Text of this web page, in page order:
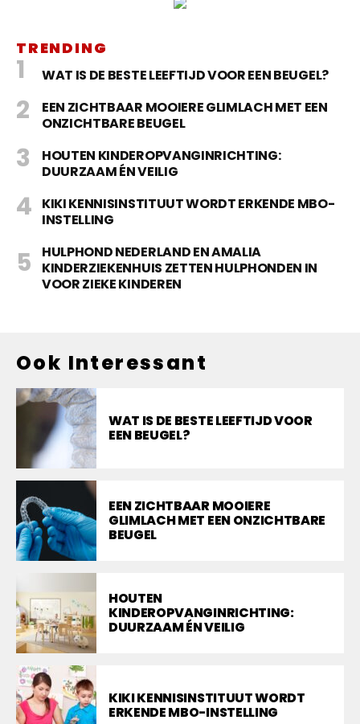
TRENDING
WAT IS DE BESTE LEEFTIJD VOOR EEN BEUGEL?
EEN ZICHTBAAR MOOIERE GLIMLACH MET EEN
ONZICHTBARE BEUGEL
HOUTEN KINDEROPVANGINRICHTING:
DUURZAAM ÉN VEILIG
KIKI KENNISINSTITUUT WORDT ERKENDE MBO-
INSTELLING
HULPHOND NEDERLAND EN AMALIA
KINDERZIEKENHUIS ZETTEN HULPHONDEN IN
VOOR ZIEKE KINDEREN
Ook Interessant
WAT IS DE BESTE LEEFTIJD VOOR
EEN BEUGEL?
EEN ZICHTBAAR MOOIERE
GLIMLACH MET EEN ONZICHTBARE
BEUGEL
HOUTEN
KINDEROPVANGINRICHTING:
DUURZAAM ÉN VEILIG
KIKI KENNISINSTITUUT WORDT
ERKENDE MBO-INSTELLING